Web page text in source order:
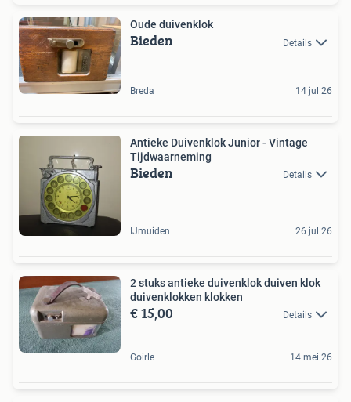
Oude duivenklok
Bieden Details
Breda 14 jul 26
Antieke Duivenklok Junior - Vintage
Tijdwaarneming
Bieden Details
IJmuiden 26 jul 26
2 stuks antieke duivenklok duiven klok
duivenklokken klokken
€ 15,00 Details
Goirle 14 mei 26